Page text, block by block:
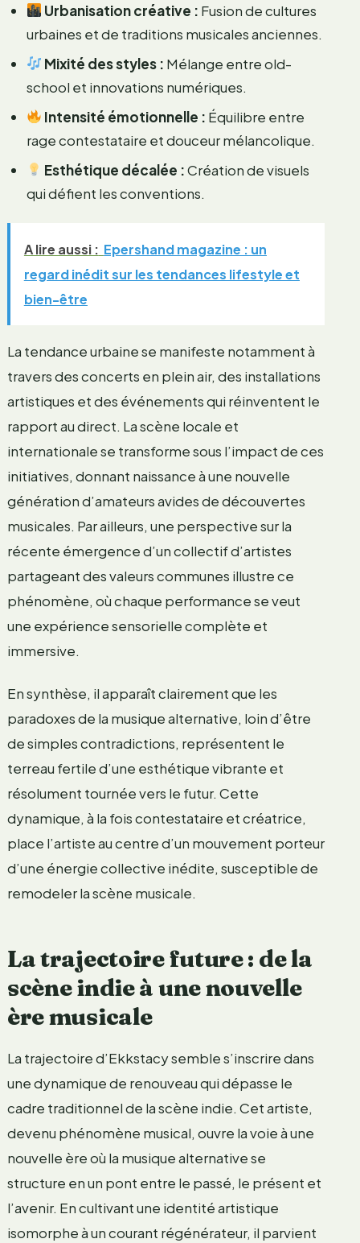
Urbanisation créative : Fusion de cultures
urbaines et de traditions musicales anciennes.
Mixité des styles : Mélange entre old-
school et innovations numériques.
Intensité émotionnelle : Équilibre entre
rage contestataire et douceur mélancolique.
Esthétique décalée :Création de visuels
qui défient les conventions.
A lire aussi : Epershand magazine : un
regard inédit sur les tendances lifestyle et
bien-être
La tendance urbaine se manifeste notamment à
travers des concerts en plein air, des installations
artistiques et des événements qui réinventent le
rapport au direct. La scène locale et
internationale se transforme sous l’impact de ces
initiatives, donnant naissance à une nouvelle
génération d’amateurs avides de découvertes
musicales. Par ailleurs, une perspective sur la
récente émergence d’un collectif d’artistes
partageant des valeurs communes illustre ce
phénomène, où chaque performance se veut
une expérience sensorielle complète et
immersive.
En synthèse, il apparaît clairement que les
paradoxes de la musique alternative, loin d’être
de simples contradictions, représentent le
terreau fertile d’une esthétique vibrante et
résolument tournée vers le futur. Cette
dynamique, à la fois contestataire et créatrice,
place l’artiste au centre d’un mouvement porteur
d’une énergie collective inédite, susceptible de
remodeler la scène musicale.
La trajectoire future : de la
scène indie à une nouvelle
ère musicale
La trajectoire d’Ekkstacy semble s’inscrire dans
une dynamique de renouveau qui dépasse le
cadre traditionnel de la scène indie. Cet artiste,
devenu phénomène musical, ouvre la voie à une
nouvelle ère où la musique alternative se
structure en un pont entre le passé, le présent et
l’avenir. En cultivant une identité artistique
isomorphe à un courant régénérateur, il parvient